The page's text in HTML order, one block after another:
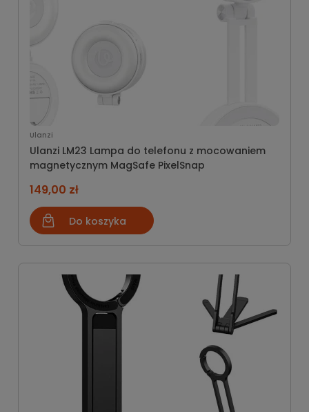
Ulanzi
Ulanzi LM23 Lampa do telefonu z mocowaniem
magnetycznym MagSafe PixelSnap
149,00 zł
Do koszyka